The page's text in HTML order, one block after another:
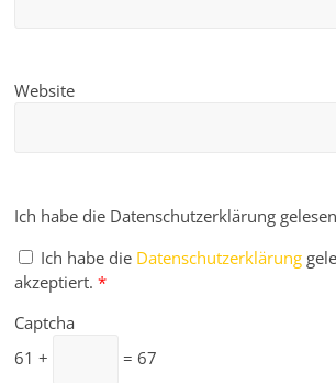
Website
Ich habe die Datenschutzerklärung
Ich habe die Datenschutzerklärung
akzeptiert. *
Captcha
61 +
= 67